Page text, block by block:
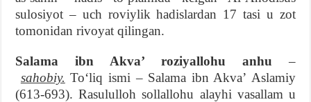
sulosiyot – uch roviylik hadislardan 17 tasi u zot
tomonidan rivoyat qilingan.
Salama ibn Akvaʼ roziyallohu anhu–
sahobiy. Toʻliq ismi – Salama ibn Akvaʼ Aslamiy
(613-693). Rasululloh sollallohu alayhi vasallam u